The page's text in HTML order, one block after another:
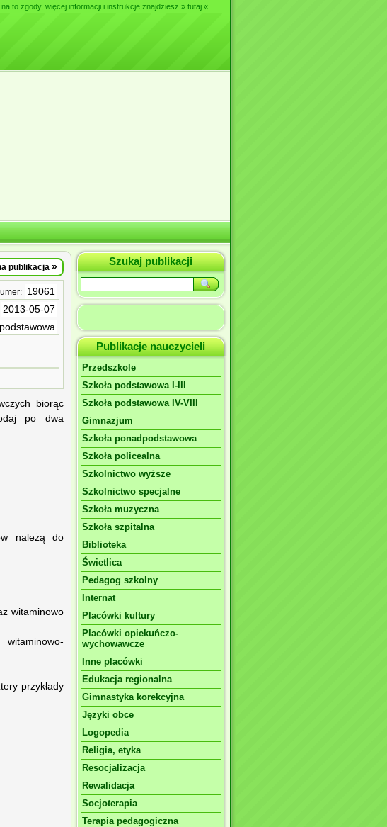
to zgody, więcej informacji i instrukcje znajdziesz » tutaj «
publikacja »
19061
2013-05-07
biorąc
po dwa
należą do
witaminowo
przykłady
Szukaj publikacji
Publikacje nauczycieli
Przedszkole
Szkoła podstawowa I-III
Szkoła podstawowa IV-VIII
Gimnazjum
Szkoła ponadpodstawowa
Szkoła policealna
Szkolnictwo wyższe
Szkolnictwo specjalne
Szkoła muzyczna
Szkoła szpitalna
Biblioteka
Świetlica
Pedagog szkolny
Internat
Placówki kultury
Placówki opiekuńczo-
wychowawcze
Inne placówki
Edukacja regionalna
Gimnastyka korekcyjna
Języki obce
Logopedia
Religia, etyka
Resocjalizacja
Rewalidacja
Socjoterapia
Terapia pedagogiczna